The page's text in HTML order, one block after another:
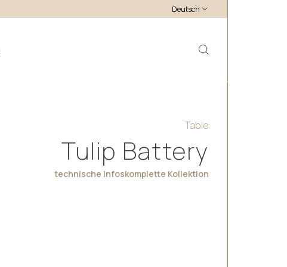
Deutsch
Table
Tulip Battery
technische Infoskomplette Kollektion